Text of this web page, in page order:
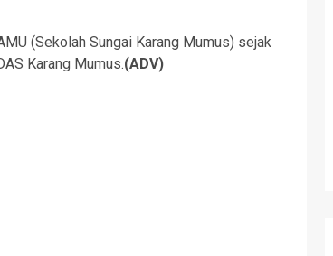
(Sekolah Sungai Karang Mumus) sejak
Karang Mumus.(ADV)